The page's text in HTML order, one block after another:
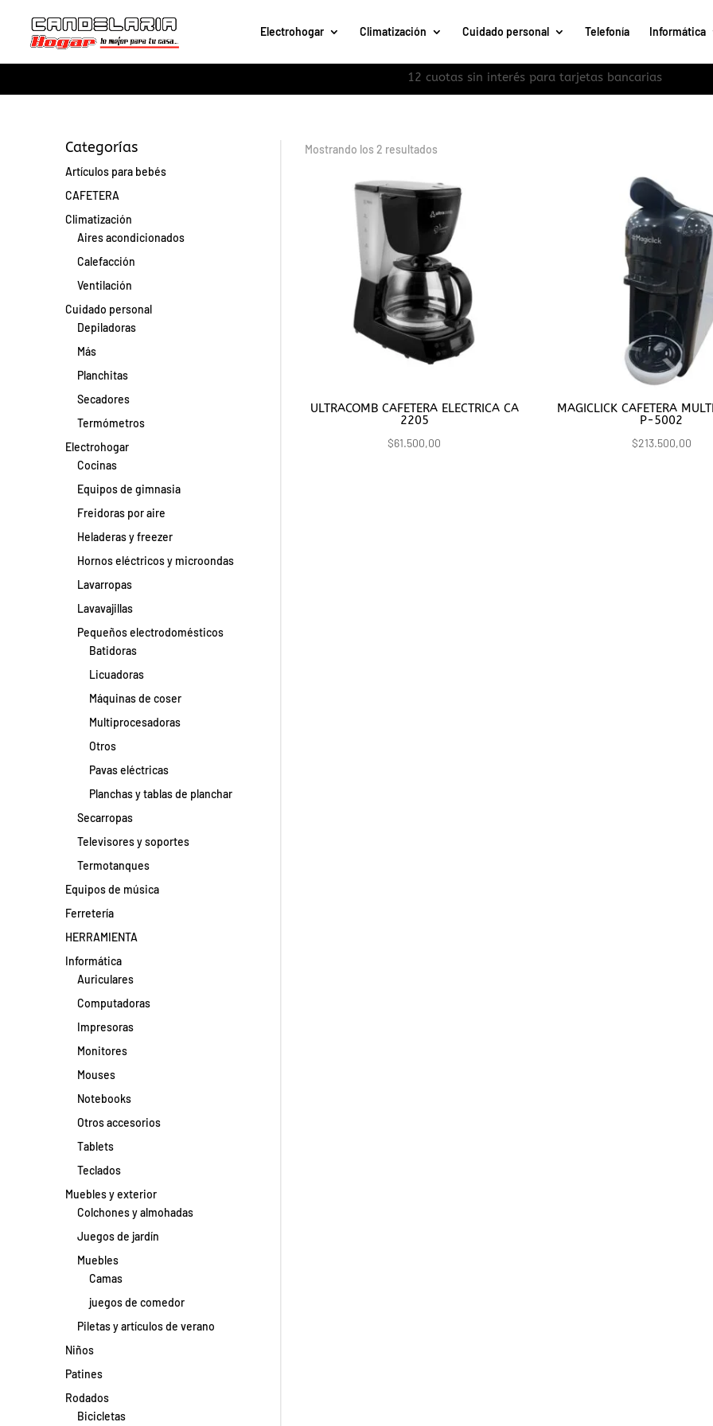
Electrohogar Climatización Cuidado personal Telefonía Informática
Categorías
Artículos para bebés
CAFETERA
Climatización
Aires acondicionados
Calefacción
Ventilación
Cuidado personal
Depiladoras
Más
Planchitas
Secadores
Termómetros
Electrohogar
Cocinas
Equipos de gimnasia
Freidoras por aire
Heladeras y freezer
Hornos eléctricos y microondas
Lavarropas
Lavavajillas
Pequeños electrodomésticos
Batidoras
Licuadoras
Máquinas de coser
Multiprocesadoras
Otros
Pavas eléctricas
Planchas y tablas de planchar
Secarropas
Televisores y soportes
Termotanques
Equipos de música
Ferretería
HERRAMIENTA
Informática
Auriculares
Computadoras
Impresoras
Monitores
Mouses
Notebooks
Otros accesorios
Tablets
Teclados
Muebles y exterior
Colchones y almohadas
Juegos de jardín
Muebles
Camas
juegos de comedor
Piletas y artículos de verano
Niños
Patines
Rodados
Bicicletas
Mostrando los 2 resultadosOrdenado
los
últimos
ULTRACOMB CAFETERA ELECTRICA CA
2205
$61.500,00
MAGICLICK CAFETERA
P-5002
$213.500,00